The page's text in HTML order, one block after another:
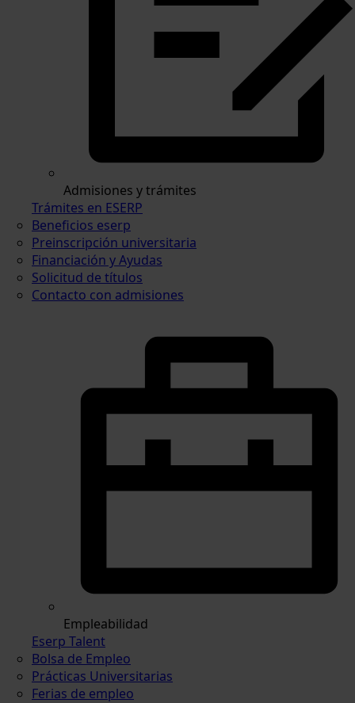
Admisiones y trámites
Trámites en ESERP
Beneficios eserp
Preinscripción universitaria
Financiación y Ayudas
Solicitud de títulos
Contacto con admisiones
Empleabilidad
Eserp Talent
Bolsa de Empleo
Prácticas Universitarias
Ferias de empleo